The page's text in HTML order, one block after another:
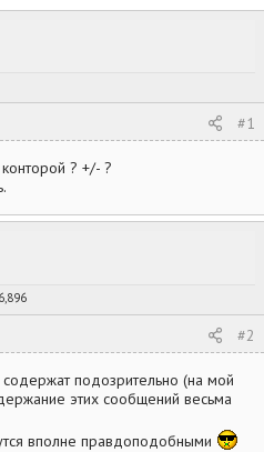
#1
? +/- ?
6,896
#2
содержат подозрительно (на мой
этих сообщений весьма
вполне правдоподобными